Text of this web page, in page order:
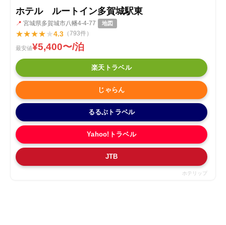
ホテル ルートイン多賀城駅東
📍 宮城県多賀城市八幡4-4-77 地図
★★★★★4.3 （793件）
最安値¥5,400〜/泊
楽天トラベル
じゃらん
るるぶトラベル
Yahoo!トラベル
JTB
ホテリップ